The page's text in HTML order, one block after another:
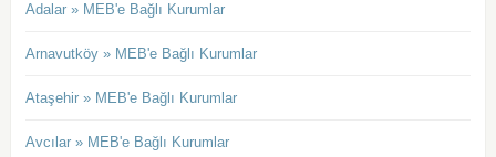
Adalar » MEB'e Bağlı Kurumlar
Arnavutköy » MEB'e Bağlı Kurumlar
Ataşehir » MEB'e Bağlı Kurumlar
Avcılar » MEB'e Bağlı Kurumlar